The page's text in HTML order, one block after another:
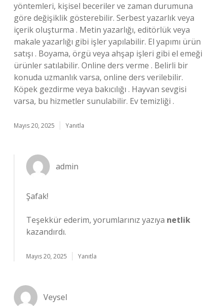
yöntemleri, kişisel beceriler ve zaman durumuna
göre değişiklik gösterebilir. Serbest yazarlık veya
içerik oluşturma . Metin yazarlığı, editörlük veya
makale yazarlığı gibi işler yapılabilir. El yapımı ürün
satışı . Boyama, örgü veya ahşap işleri gibi el emeği
ürünler satılabilir. Online ders verme . Belirli bir
konuda uzmanlık varsa, online ders verilebilir.
Köpek gezdirme veya bakıcılığı . Hayvan sevgisi
varsa, bu hizmetler sunulabilir. Ev temizliği .
Mayıs 20, 2025 Yanıtla
admin
Şafak!
Teşekkür ederim, yorumlarınız yazıya netlik
kazandırdı.
Mayıs 20, 2025 Yanıtla
Veysel